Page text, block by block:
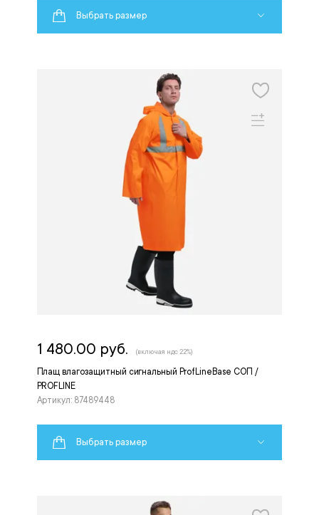
Выбрать размер
Плащ влагозащитный сигнальный ProfLineBase СОП /
PROFLINE
Артикул: 87489448
1 480.00 руб. (включая ндс 22%)
Выбрать размер